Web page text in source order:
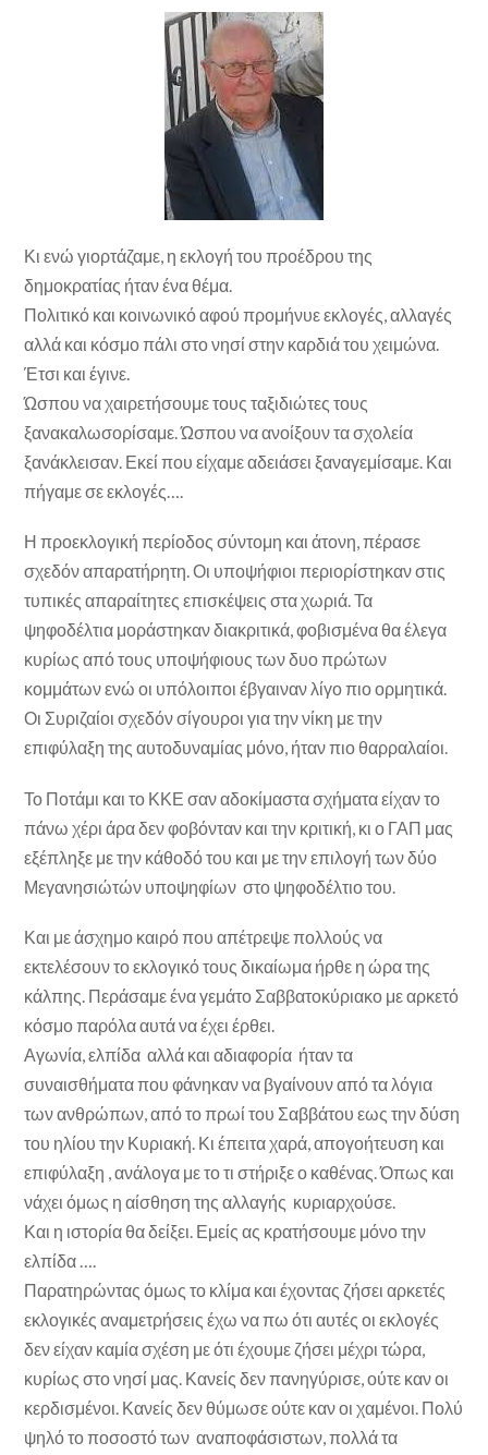
Κι ενώ γιορτάζαμε, η εκλογή του προέδρου της
δημοκρατίας ήταν ένα θέμα.
Πολιτικό και κοινωνικό αφού προμήνυε εκλογές, αλλαγές
αλλά και κόσμο πάλι στο νησί στην καρδιά του χειμώνα.
Έτσι και έγινε.
Ώσπου να χαιρετήσουμε τους ταξιδιώτες τους
ξανακαλωσορίσαμε. Ώσπου να ανοίξουν τα σχολεία
ξανάκλεισαν. Εκεί που είχαμε αδειάσει ξαναγεμίσαμε. Και
πήγαμε σε εκλογές….
Η προεκλογική περίοδος σύντομη και άτονη, πέρασε
σχεδόν απαρατήρητη. Οι υποψήφιοι περιορίστηκαν στις
τυπικές απαραίτητες επισκέψεις στα χωριά. Τα
ψηφοδέλτια μοράστηκαν διακριτικά, φοβισμένα θα έλεγα
κυρίως από τους υποψήφιους των δυο πρώτων
κομμάτων ενώ οι υπόλοιποι έβγαιναν λίγο πιο ορμητικά.
Οι Συριζαίοι σχεδόν σίγουροι για την νίκη με την
επιφύλαξη της αυτοδυναμίας μόνο, ήταν πιο θαρραλαίοι.
Το Ποτάμι και το ΚΚΕ σαν αδοκίμαστα σχήματα είχαν το
πάνω χέρι άρα δεν φοβόνταν και την κριτική, κι ο ΓΑΠ μας
εξέπληξε με την κάθοδό του και με την επιλογή των δύο
Μεγανησιώτών υποψηφίων στο ψηφοδέλτιο του.
Και με άσχημο καιρό που απέτρεψε πολλούς να
εκτελέσουν το εκλογικό τους δικαίωμα ήρθε η ώρα της
κάλπης. Περάσαμε ένα γεμάτο Σαββατοκύριακο με αρκετό
κόσμο παρόλα αυτά να έχει έρθει.
Αγωνία, ελπίδα αλλά και αδιαφορία ήταν τα
συναισθήματα που φάνηκαν να βγαίνουν από τα λόγια
των ανθρώπων, από το πρωί του Σαββάτου εως την δύση
του ηλίου την Κυριακή. Κι έπειτα χαρά, απογοήτευση και
επιφύλαξη , ανάλογα με το τι στήριξε ο καθένας. Όπως και
νάχει όμως η αίσθηση της αλλαγής κυριαρχούσε.
Και η ιστορία θα δείξει. Εμείς ας κρατήσουμε μόνο την
ελπίδα ….
Παρατηρώντας όμως το κλίμα και έχοντας ζήσει αρκετές
εκλογικές αναμετρήσεις έχω να πω ότι αυτές οι εκλογές
δεν είχαν καμία σχέση με ότι έχουμε ζήσει μέχρι τώρα,
κυρίως στο νησί μας. Κανείς δεν πανηγύρισε, ούτε καν οι
κερδισμένοι. Κανείς δεν θύμωσε ούτε καν οι χαμένοι. Πολύ
ψηλό το ποσοστό των αναποφάσιστων, πολλά τα